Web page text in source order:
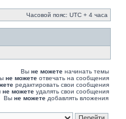
Часовой пояс: UTC + 4 часа
Вы не можете начинать темы
не можете отвечать на сообщения
редактировать свои сообщения
не можете удалять свои сообщения
Вы не можете добавлять вложения